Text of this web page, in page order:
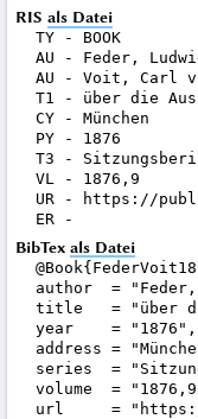
RIS als Datei
TY - BOOK
AU - Feder,
AU - Voit, Carl
T1 - über die
CY - München
PY - 1876
T3 -
VL - 1876,9
UR - https://
BibTex als Datei
author  =
title   = "über die
year    = "1876",
address =
series  =
volume  =
url     = "https://